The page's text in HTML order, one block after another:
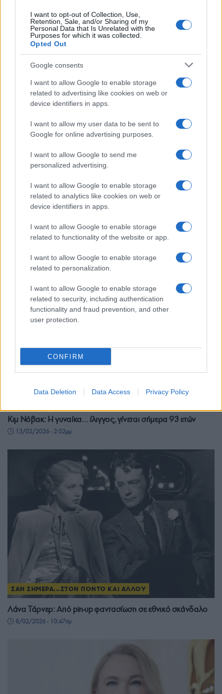
I want to opt-out of Collection, Use,
Retention, Sale, and/or Sharing of my
Personal Data that Is Unrelated with the
Purposes for which it was collected.
Opted Out
Google consents
I want to allow Google to enable storage
related to advertising like cookies on web or
device identifiers in apps.
I want to allow my user data to be sent to
Google for online advertising purposes.
I want to allow Google to send me
personalized advertising.
I want to allow Google to enable storage
related to analytics like cookies on web or
device identifiers in apps.
I want to allow Google to enable storage
related to functionality of the website or app.
I want to allow Google to enable storage
related to personalization.
I want to allow Google to enable storage
related to security, including authentication
functionality and fraud prevention, and other
user protection.
CONFIRM
Data Deletion Data Access Privacy Policy
Τσακ Νόρις: Το Χόλιγουντ αποχαιρετά τον αήττητο ήρωα των
ταινιών δράσης
21/03/2026 - 3:54μμ
ΣΑΝ ΣΗΜΕΡΑ...ΣΤΟΝ ΠΟΝΤΟ ΚΑΙ ΑΛΛΟΥ
απεχθανόταν το Χόλιγουντ
21/02/2026 - 3:00μμ
Κιμ Νόβακ: Η γυναίκα… ίλιγγος, γίνεται σήμερα 93 ετών
13/02/2026 - 2:02μμ
ΣΑΝ ΣΗΜΕΡΑ...ΣΤΟΝ ΠΟΝΤΟ ΚΑΙ ΑΛΛΟΥ
Λάνα Τάρνερ: Από pin-up φαντασίωση σε εθνικό σκάνδαλο
8/02/2026 - 10:47πμ